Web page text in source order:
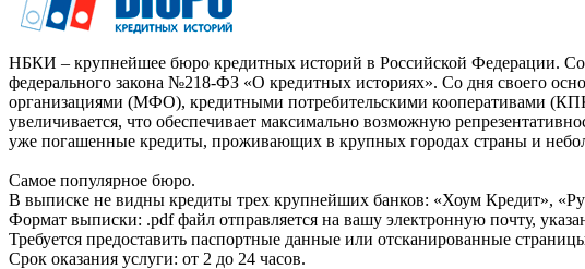
НБКИ – крупнейшее бюро кредитных историй в Российской Федерации.
федерального закона №218-ФЗ «О кредитных историях». Со дня своего
организациями (МФО), кредитными потребительскими кооперативами
увеличивается, что обеспечивает максимально возможную
уже погашенные кредиты, проживающих в крупных городах страны и
Самое популярное бюро.
В выписке не видны кредиты трех крупнейших банков: «Хоум Кредит»,
Формат выписки: .pdf файл отправляется на вашу электронную почту,
Требуется предоставить паспортные данные или отсканированные
Срок оказания услуги: от 2 до 24 часов.